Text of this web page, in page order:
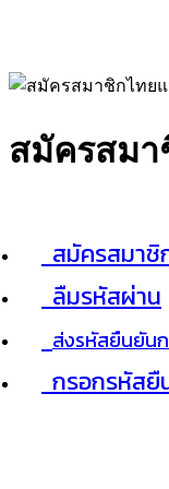
สมัครสมา
สมัครสมาชิ
ลืมรหัสผ่าน
ส่งรหัสยืนยันก
กรอกรหัสยื